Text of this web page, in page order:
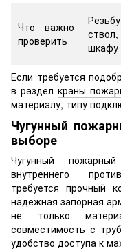
Что важно
проверить
шкафу
Если требуется
в раздел краны
материалу, типу
Чугунный
выборе
Чугунный
внутреннего
требуется прочный
надежная запорная
не только
совместимость с
удобство доступа к